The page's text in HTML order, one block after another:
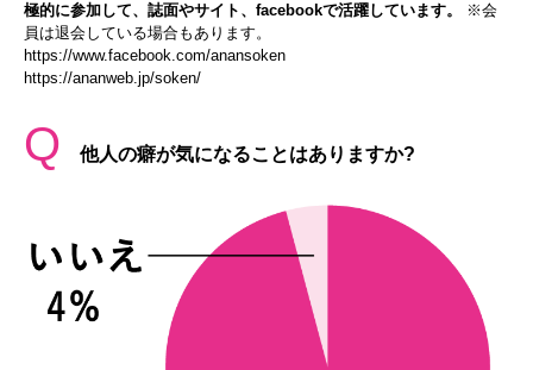
極的に参加して、誌面やサイト、facebookで活躍しています。
※会
員は退会している場合もあります。
https://www.facebook.com/anansoken
https://ananweb.jp/soken/
Q 他人の癖が気になることはありますか?